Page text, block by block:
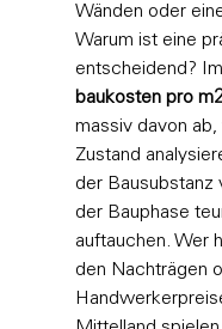
Wänden oder
Warum ist eine
entscheidend?
baukosten pro
massiv davon
Zustand
der Bausubstanz
der Bauphase
auftauchen. Wer
den Nachträgen